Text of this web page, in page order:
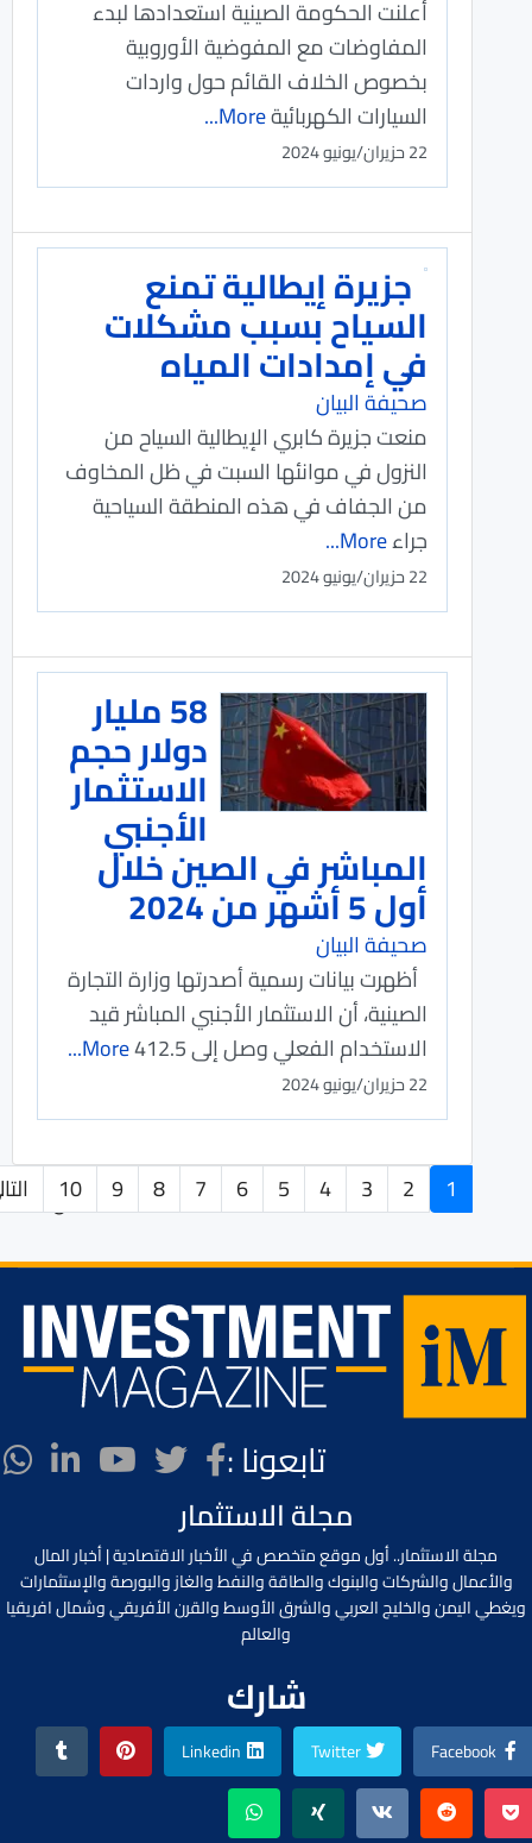
أعلنت الحكومة الصينية استعدادها لبدء
المفاوضات مع المفوضية الأوروبية
بخصوص الخلاف القائم حول واردات
السيارات الكهربائيةMore...
22 حزيران/يونيو 2024
جزيرة إيطالية تمنع
السياح بسبب مشكلات
في إمدادات المياه
صحيفة البيان
منعت جزيرة كابري الإيطالية السياح من
النزول في موانئها السبت في ظل المخاوف
من الجفاف في هذه المنطقة السياحية
جراءMore...
22 حزيران/يونيو 2024
58 مليار
دولار حجم
الاستثمار
الأجنبي
المباشر في الصين خلال
أول 5 أشهر من 2024
صحيفة البيان
أظهرت بيانات رسمية أصدرتها وزارة التجارة
الصينية، أن الاستثمار الأجنبي المباشر قيد
الاستخدام الفعلي وصل إلى 412.5
More...
22 حزيران/يونيو 2024
الصفحة 1 من 521 1
2
3
4
5
6
7
8
9
10
تابعونا :
مجلة الاستثمار
مجلة الاستثمار.. أول موقع متخصص في الأخبار الاقتصادية | أخبار المال
والأعمال والشركات والبنوك والطاقة والنفط والغاز والبورصة والإستثمارات
ويغطي اليمن والخليج العربي والشرق الأوسط والقرن الأفريقي وشمال افريقيا
والعالم
شارك
Facebook
Twitter
Linkedin